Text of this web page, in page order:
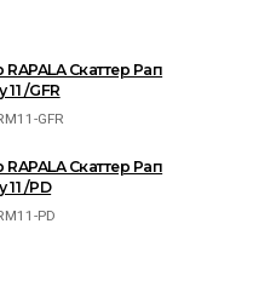
Скаттер Рап
/GFR
GFR
Скаттер Рап
/PD
PD